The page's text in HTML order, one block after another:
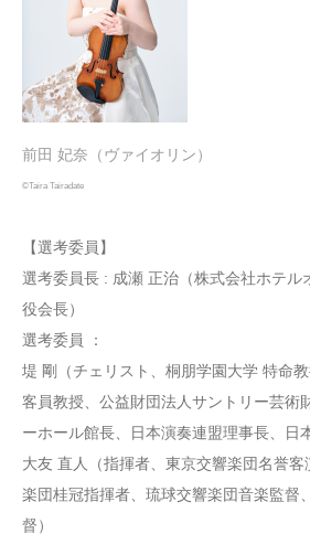
前田 妃奈（ヴァイオリン）
©Taira Tairadate
【選考委員】
選考委員長 : 成瀬 正治（株式会社ホテル
役会長）
選考委員 ：
堤 剛（チェリスト、桐朋学園大学 特命
客員教授、公益財団法人サントリー芸術
ーホール館長、日本演奏連盟理事長、日
大友 直人（指揮者、東京交響楽団名誉
楽団桂冠指揮者、琉球交響楽団音楽監督
督）